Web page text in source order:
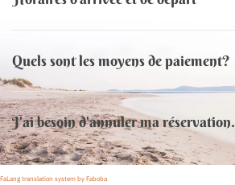
Quels sont les moyens de paiement?
J'ai besoin d'annuler ma réservation.
FaLang translation system by Faboba